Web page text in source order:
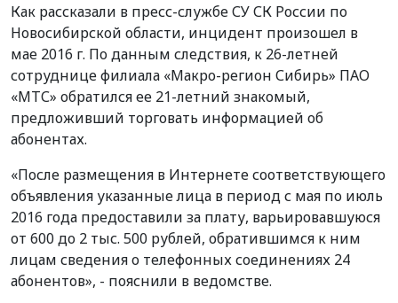
Как рассказали в пресс-службе СУ СК России по
Новосибирской области, инцидент произошел в
мае 2016 г. По данным следствия, к 26-летней
сотруднице филиала «Макро-регион Сибирь» ПАО
«МТС» обратился ее 21-летний знакомый,
предложивший торговать информацией об
абонентах.
«После размещения в Интернете соответствующего
объявления указанные лица в период с мая по июль
2016 года предоставили за плату, варьировавшуюся
от 600 до 2 тыс. 500 рублей, обратившимся к ним
лицам сведения о телефонных соединениях 24
абонентов», - пояснили в ведомстве.